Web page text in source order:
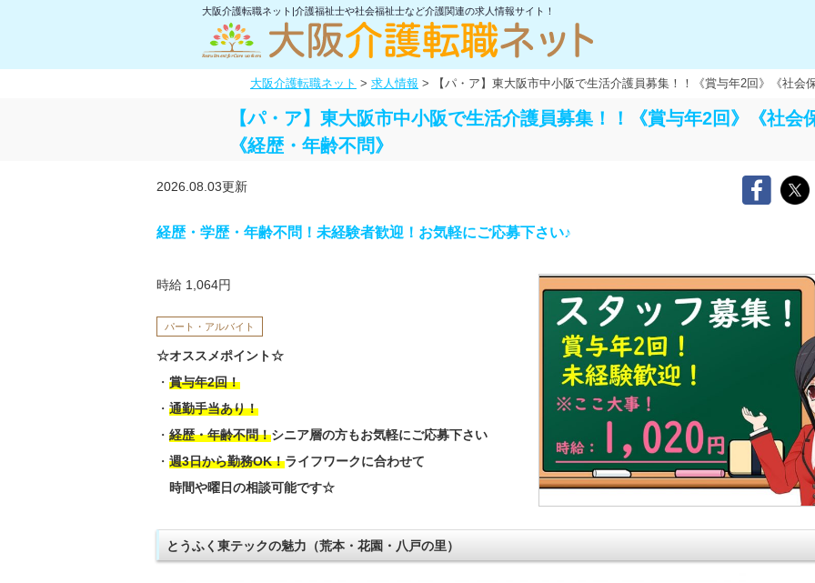
大阪介護転職ネット|介護福祉士や社会福祉士など介護関連の求人情報サイト！
大阪介護転職ネット > 求人情報 > 【パ・ア】東大阪市中小阪で生活介護員募集！！《賞与年2回》《社会
【パ・ア】東大阪市中小阪で生活介護員募集！！《賞与年2回》《社会
《経歴・年齢不問》
2026.08.03更新
経歴・学歴・年齢不問！未経験者歓迎！お気軽にご応募下さい♪
時給 1,064円
パート・アルバイト
☆オススメポイント☆
・ 賞与年2回！
・ 通勤手当あり！
・ 経歴・年齢不問！シニア層の方もお気軽にご応募下さい
・ 週3日から勤務OK！ライフワークに合わせて
時間や曜日の相談可能です☆
とうふく東テックの魅力（荒本・花園・八戸の里）